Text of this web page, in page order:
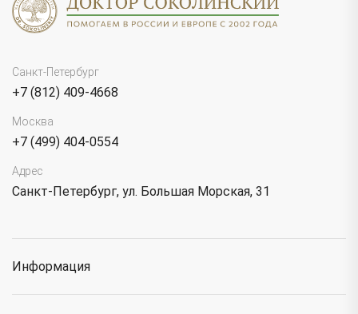
Санкт-Петербург
+7 (812) 409-4668
Москва
+7 (499) 404-0554
Адрес
Санкт-Петербург, ул. Большая Морская, 31
Информация